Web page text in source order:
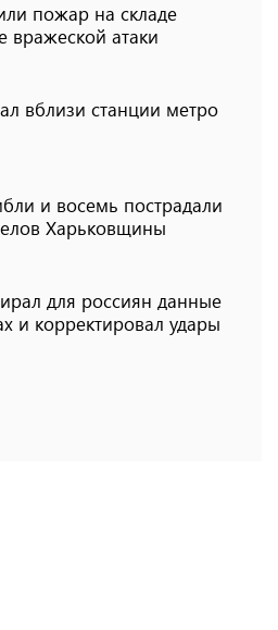
пожар на складе
вражеской атаки
вблизи станции метро
и восемь пострадали
Харьковщины
для россиян данные
и ​​корректировал удары